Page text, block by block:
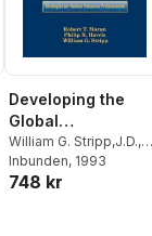
Developing the
Global
Organization
William G. Stripp,J.D.,
Philip R. Harris,
T. Moran
Inbunden, 1993
748 kr